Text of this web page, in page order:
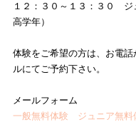
１２：３０～１３：３０　ジ
高学年）
体験をご希望の方は、お電話
ルにてご予約下さい。
メールフォーム
一般無料体験
ジュニア無料